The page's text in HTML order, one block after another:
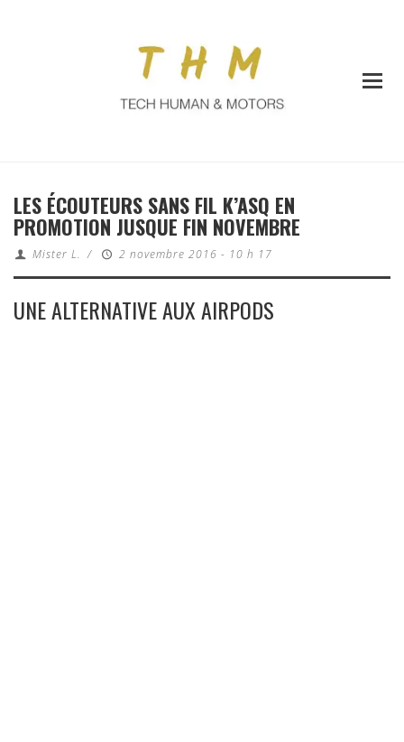
LES ÉCOUTEURS SANS FIL K’ASQ EN
PROMOTION JUSQUE FIN NOVEMBRE
Mister L. / 2 novembre 2016 - 10 h 17
UNE ALTERNATIVE AUX AIRPODS